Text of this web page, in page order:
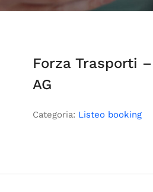
Forza Trasporti
AG
Categoria: Listeo booking